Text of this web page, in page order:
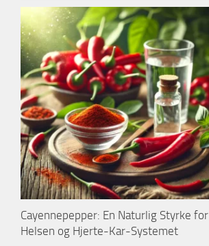
Cayennepepper: En Naturlig Styrke for
Helsen og Hjerte-Kar-Systemet